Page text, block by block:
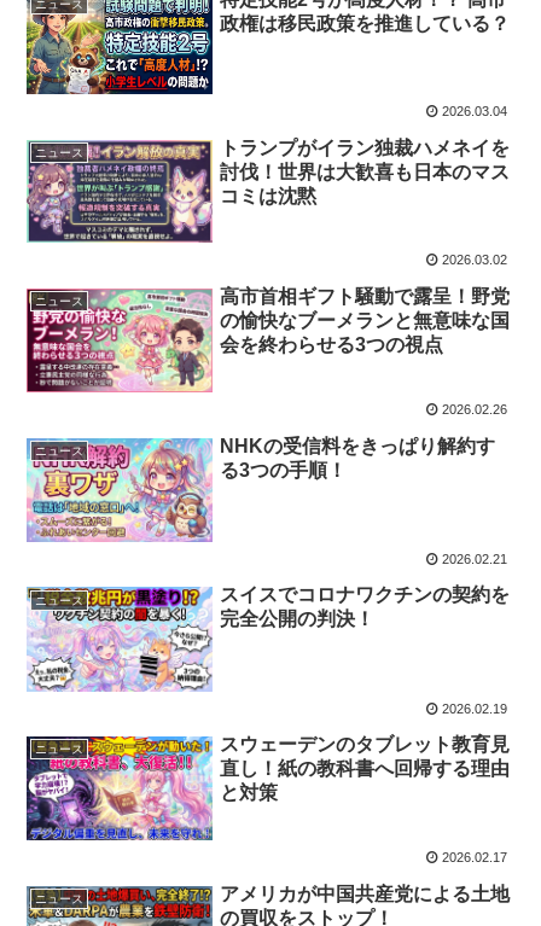
ニュース
政権は移民政策を推進している？
2026.03.04
ニュース
トランプがイラン独裁ハメネイを
討伐！世界は大歓喜も日本のマス
コミは沈黙
2026.03.02
ニュース
高市首相ギフト騒動で露呈！野党
の愉快なブーメランと無意味な国
会を終わらせる3つの視点
2026.02.26
ニュース
NHKの受信料をきっぱり解約す
る3つの手順！
2026.02.21
ニュース
スイスでコロナワクチンの契約を
完全公開の判決！
2026.02.19
ニュース
スウェーデンのタブレット教育見
直し！紙の教科書へ回帰する理由
と対策
2026.02.17
ニュース
アメリカが中国共産党による土地
の買収をストップ！